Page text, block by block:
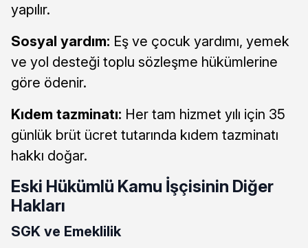
yapılır.
Sosyal yardım: Eş ve çocuk yardımı, yemek
ve yol desteği toplu sözleşme hükümlerine
göre ödenir.
Kıdem tazminatı: Her tam hizmet yılı için 35
günlük brüt ücret tutarında kıdem tazminatı
hakkı doğar.
Eski Hükümlü Kamu İşçisinin Diğer
Hakları
SGK ve Emeklilik